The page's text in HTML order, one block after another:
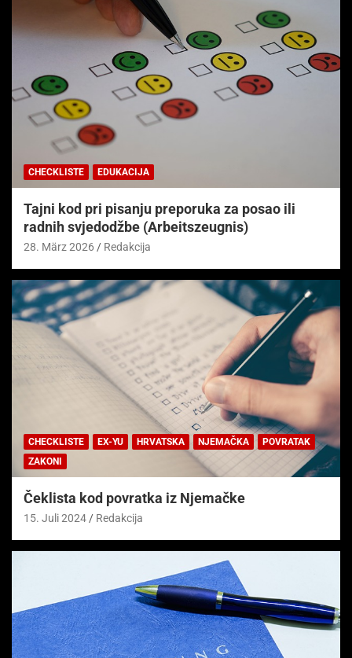
CHECKLISTE EDUKACIJA
Tajni kod pri pisanju preporuka za posao ili
radnih svjedodžbe (Arbeitszeugnis)
28. März 2026 Redakcija
CHECKLISTE EX-YU HRVATSKA NJEMAČKA
POVRATAK
ZAKONI
Čeklista kod povratka iz Njemačke
15. Juli 2024 Redakcija